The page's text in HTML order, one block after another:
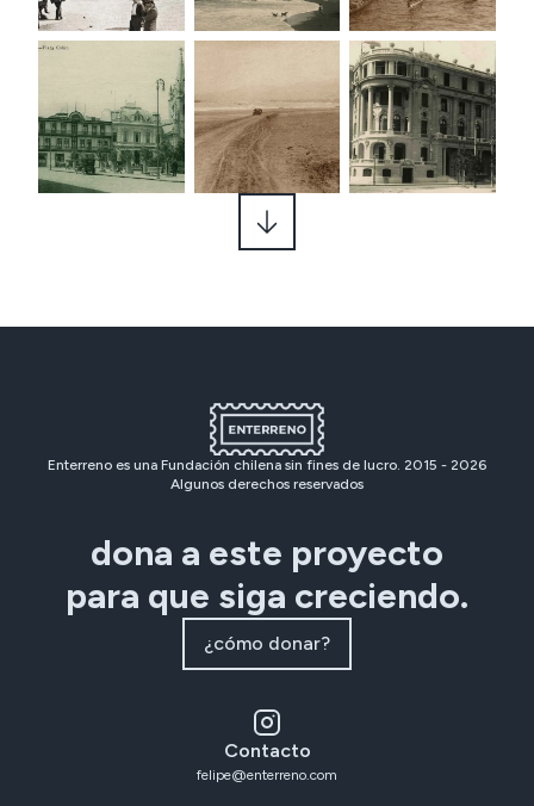
Enterreno es una Fundación chilena sin fines de lucro. 2015 - 2026
Algunos derechos reservados
dona a este proyecto
para que siga creciendo.
¿cómo donar?
Contacto
felipe@enterreno.com